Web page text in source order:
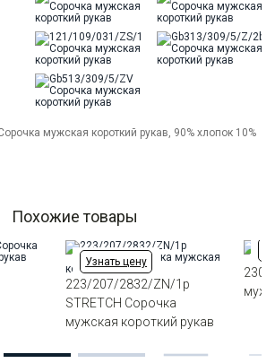
мужская короткий рукав, 90% хлопок 10%
Похожие товары
Узнать цену
223/207/2832/ZN/1p
STRETCH Сорочка
мужская короткий рукав
230/